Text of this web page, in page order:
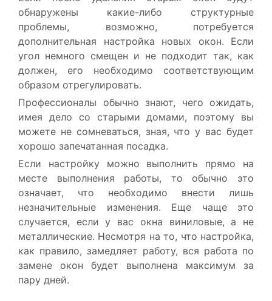
обнаружены какие-либо структурные
проблемы, возможно, потребуется
дополнительная настройка новых окон. Если
угол немного смещен и не подходит так, как
должен, его необходимо соответствующим
образом отрегулировать.
Профессионалы обычно знают, чего ожидать,
имея дело со старыми домами, поэтому вы
можете не сомневаться, зная, что у вас будет
хорошо запечатанная посадка.
Если настройку можно выполнить прямо на
месте выполнения работы, то обычно это
означает, что необходимо внести лишь
незначительные изменения. Еще чаще это
случается, если у вас окна виниловые, а не
металлические. Несмотря на то, что настройка,
как правило, замедляет работу, вся работа по
замене окон будет выполнена максимум за
пару дней.